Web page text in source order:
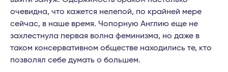
очевидна, что кажется нелепой, по крайней мере
сейчас, в наше время. Чопорную Англию еще не
захлестнула первая волна феминизма, но даже в
таком консервативном обществе находились те, кто
позволял себе думать о большем.